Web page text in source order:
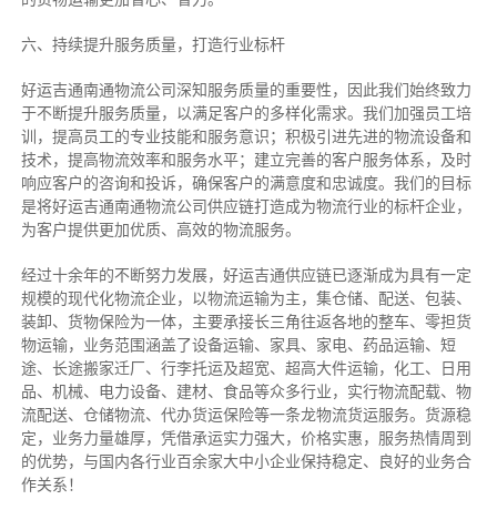
六、持续提升服务质量，打造行业标杆
好运吉通南通物流公司深知服务质量的重要性，因此我们始终致力
于不断提升服务质量，以满足客户的多样化需求。我们加强员工培
训，提高员工的专业技能和服务意识；积极引进先进的物流设备和
技术，提高物流效率和服务水平；建立完善的客户服务体系，及时
响应客户的咨询和投诉，确保客户的满意度和忠诚度。我们的目标
是将好运吉通南通物流公司供应链打造成为物流行业的标杆企业，
为客户提供更加优质、高效的物流服务。
经过十余年的不断努力发展，好运吉通供应链已逐渐成为具有一定
规模的现代化物流企业，以物流运输为主，集仓储、配送、包装、
装卸、货物保险为一体，主要承接长三角往返各地的整车、零担货
物运输，业务范围涵盖了设备运输、家具、家电、药品运输、短
途、长途搬家迁厂、行李托运及超宽、超高大件运输，化工、日用
品、机械、电力设备、建材、食品等众多行业，实行物流配载、物
流配送、仓储物流、代办货运保险等一条龙物流货运服务。货源稳
定，业务力量雄厚，凭借承运实力强大，价格实惠，服务热情周到
的优势，与国内各行业百余家大中小企业保持稳定、良好的业务合
作关系！